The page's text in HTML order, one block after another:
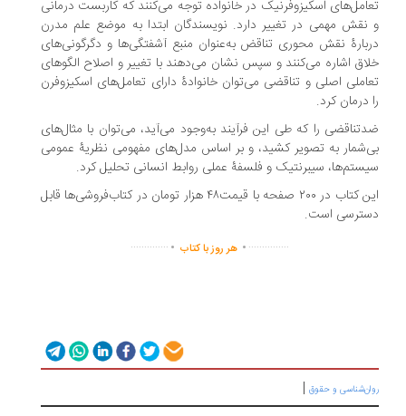
اسکیزوفرنیک در خانواده توجه می‌کنند که کاربست درمانی
مهمی در تغییر دارد. نویسندگان ابتدا به موضع علم مدرن
نقش محوری تناقض به‌عنوان منبع آشفتگی‌ها و دگرگونی‌های
اشاره می‌کنند و سپس نشان می‌دهند با تغییر و اصلاح الگوهای
اصلی و تناقضی می‌توان خانوادۀ دارای تعامل‌های اسکیزوفرن
درمان کرد.
را که طی این فرآیند به‌وجود می‌آید، می‌توان با مثال‌های
به تصویر کشید، و بر اساس مدل‌های مفهومی نظریۀ عمومی
سیبرنتیک و فلسفۀ عملی روابط انسانی تحلیل کرد.
این کتاب در ۲۰۰ صفحه با قیمت۴۸ هزار تومان در کتاب‌فروشی‌ها قابل
است.
...............
. هر روز با کتاب.
..............
و حقوق|